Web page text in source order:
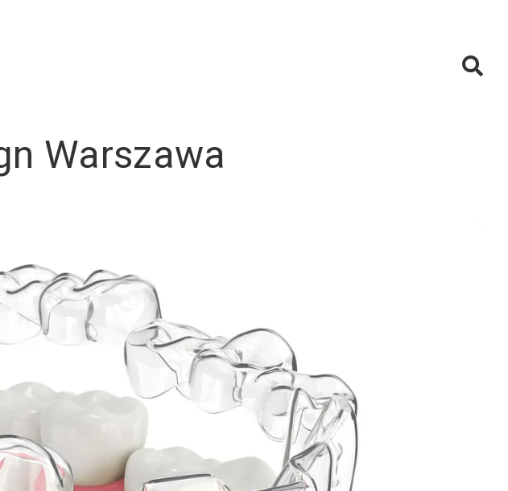
Warszawa